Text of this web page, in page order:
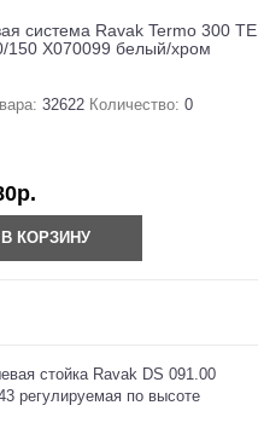
система Ravak Termo 300 TE
150 X070099 белый/хром
32622 Количество: 0
В КОРЗИНУ